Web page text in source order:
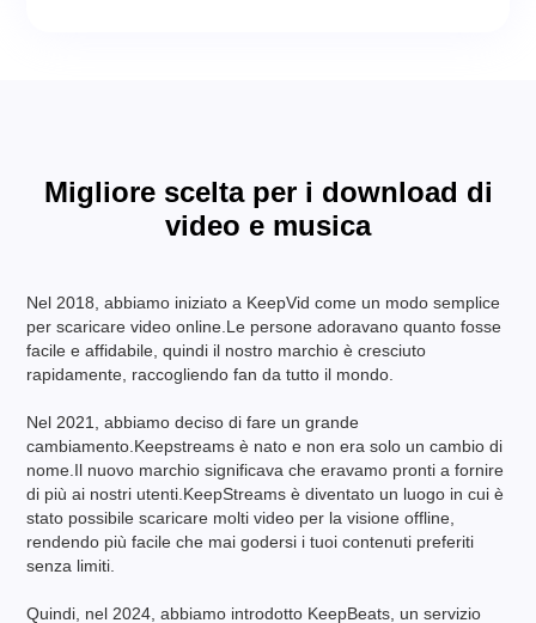
Migliore scelta per i download di
video e musica
Nel 2018, abbiamo iniziato a KeepVid come un modo semplice
per scaricare video online.Le persone adoravano quanto fosse
facile e affidabile, quindi il nostro marchio è cresciuto
rapidamente, raccogliendo fan da tutto il mondo.
Nel 2021, abbiamo deciso di fare un grande
cambiamento.Keepstreams è nato e non era solo un cambio di
nome.Il nuovo marchio significava che eravamo pronti a fornire
di più ai nostri utenti.KeepStreams è diventato un luogo in cui è
stato possibile scaricare molti video per la visione offline,
rendendo più facile che mai godersi i tuoi contenuti preferiti
senza limiti.
Quindi, nel 2024, abbiamo introdotto KeepBeats, un servizio